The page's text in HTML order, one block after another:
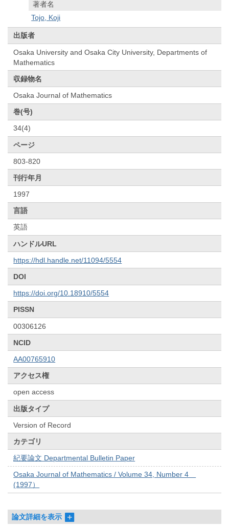
著者名
Tojo, Koji
出版者
Osaka University and Osaka City University, Departments of
Mathematics
収録物名
Osaka Journal of Mathematics
巻(号)
34(4)
ページ
803-820
刊行年月
1997
言語
英語
ハンドルURL
https://hdl.handle.net/11094/5554
DOI
https://doi.org/10.18910/5554
PISSN
00306126
NCID
AA00765910
アクセス権
open access
出版タイプ
Version of Record
カテゴリ
紀要論文 Departmental Bulletin Paper
Osaka Journal of Mathematics / Volume 34, Number 4
(1997）
論文詳細を表示